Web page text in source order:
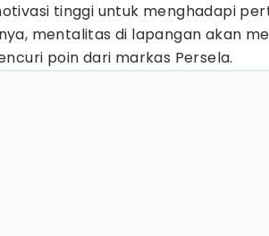
tinggi untuk menghadapi
mentalitas di lapangan akan
poin dari markas Persela.